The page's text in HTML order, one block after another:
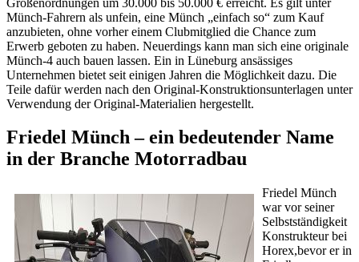
Münch-Fahrern als unfein, eine Münch „einfach so“ zum Kauf
anzubieten, ohne vorher einem Clubmitglied die Chance zum
Erwerb geboten zu haben. Neuerdings kann man sich eine originale
Münch-4 auch bauen lassen. Ein in Lüneburg ansässiges
Unternehmen bietet seit einigen Jahren die Möglichkeit dazu. Die
Teile dafür werden nach den Original-Konstruktionsunterlagen unter
Verwendung der Original-Materialien hergestellt.
Friedel Münch – ein bedeutender Name
in der Branche Motorradbau
Friedel Münch
war vor seiner
Selbstständigkeit
Konstrukteur bei
Horex,bevor er in